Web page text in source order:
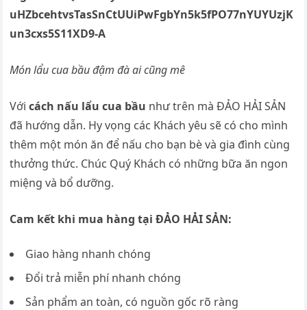
Món lẩu cua bầu đậm đà ai cũng mê
Vớicách nấu lẩu cua bầu như trên mà ĐẢO HẢI SẢN
đã hướng dẫn. Hy vọng các Khách yêu sẽ có cho mình
thêm một món ăn để nấu cho bạn bè và gia đình cùng
thưởng thức. Chúc Quý Khách có những bữa ăn ngon
miệng và bổ dưỡng.
Cam kết khi mua hàng tại ĐẢO HẢI SẢN:
Giao hàng nhanh chóng
Đổi trả miễn phí nhanh chóng
Sản phẩm an toàn, có nguồn gốc rõ ràng